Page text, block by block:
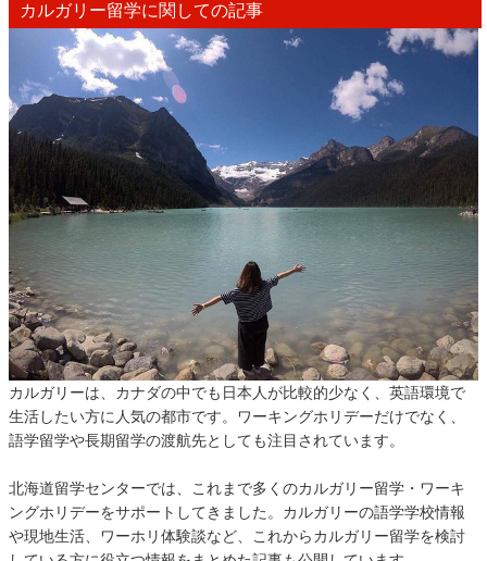
カルガリー留学に関しての記事
カルガリーは、カナダの中でも日本人が比較的少なく、英語環境で
生活したい方に人気の都市です。ワーキングホリデーだけでなく、
語学留学や長期留学の渡航先としても注目されています。
北海道留学センターでは、これまで多くのカルガリー留学・ワーキ
ングホリデーをサポートしてきました。カルガリーの語学学校情報
や現地生活、ワーホリ体験談など、これからカルガリー留学を検討